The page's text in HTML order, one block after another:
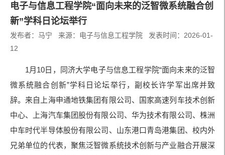
电子与信息工程学院“面向未来的泛智微系统融合创
新”学科日论坛举行
发布者：马宁 来源：电子与信息工程学院 发表时间：2026-01-
12
1月10日，同济大学电子与信息工程学院“面向未来的泛智
微系统融合创新”学科日论坛举行，副校长许学军出席并致
辞。来自上海申通地铁集团有限公司、国家高速列车技术创新
中心、上海汽车集团股份有限公司、华为技术有限公司、株洲
中车时代半导体股份有限公司、山东港口青岛港集团、校内外
兄弟单位的代表，聚焦泛智微系统技术创新与产业融合开展深